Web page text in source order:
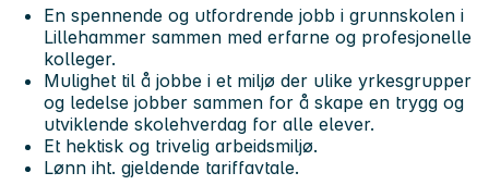
En spennende og utfordrende jobb i grunnskolen i
Lillehammer sammen med erfarne og profesjonelle
kolleger.
Mulighet til å jobbe i et miljø der ulike yrkesgrupper
og ledelse jobber sammen for å skape en trygg og
utviklende skolehverdag for alle elever.
Et hektisk og trivelig arbeidsmiljø.
Lønn iht. gjeldende tariffavtale.